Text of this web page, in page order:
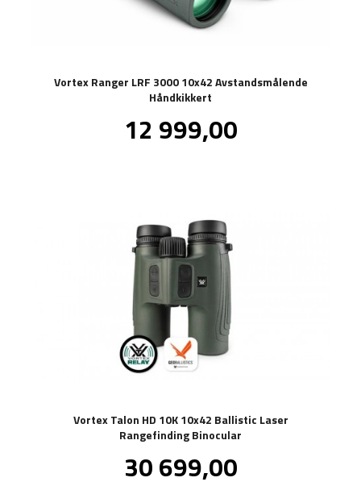
Vortex Ranger LRF 3000 10x42 Avstandsmålende
Håndkikkert
Pris
12 999,00mva.
Vortex Talon HD 10K 10x42 Ballistic Laser
Rangefinding Binocular
Pris
30 699,00mva.